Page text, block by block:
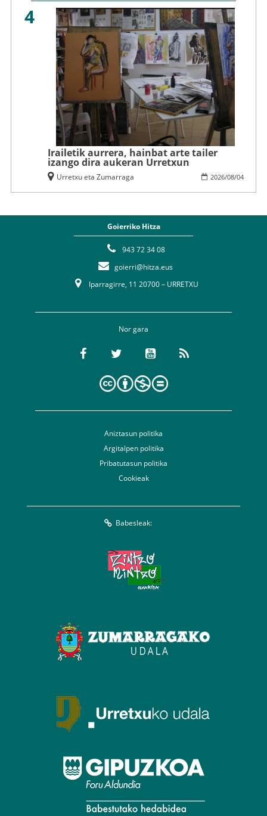
4
Irailetik aurrera, hainbat arte tailer
izango dira aukeran Urretxun
2026/08/04
Urretxu eta Zumarraga
Goierriko Hitza
943 72 34 08
goierri@hitza.eus
Iparragirre, 11 20700 – URRETXU
Nor gara
Aniztasun politika
Argitalpen politika
Pribatutasun politika
Cookieak
Babesleak: